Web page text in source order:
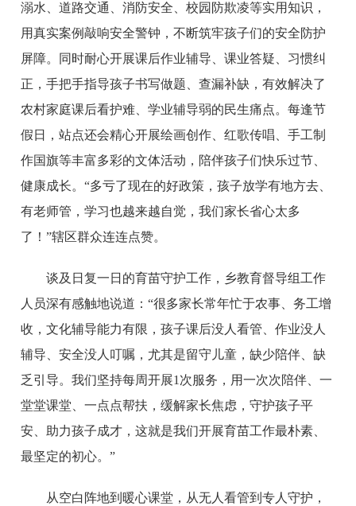
溺水、道路交通、消防安全、校园防欺凌等实用知识，
用真实案例敲响安全警钟，不断筑牢孩子们的安全防护
屏障。同时耐心开展课后作业辅导、课业答疑、习惯纠
正，手把手指导孩子书写做题、查漏补缺，有效解决了
农村家庭课后看护难、学业辅导弱的民生痛点。每逢节
假日，站点还会精心开展绘画创作、红歌传唱、手工制
作国旗等丰富多彩的文体活动，陪伴孩子们快乐过节、
健康成长。“多亏了现在的好政策，孩子放学有地方去、
有老师管，学习也越来越自觉，我们家长省心太多
了！”辖区群众连连点赞。
谈及日复一日的育苗守护工作，乡教育督导组工作
人员深有感触地说道：“很多家长常年忙于农事、务工增
收，文化辅导能力有限，孩子课后没人看管、作业没人
辅导、安全没人叮嘱，尤其是留守儿童，缺少陪伴、缺
乏引导。我们坚持每周开展1次服务，用一次次陪伴、一
堂堂课堂、一点点帮扶，缓解家长焦虑，守护孩子平
安、助力孩子成才，这就是我们开展育苗工作最朴素、
最坚定的初心。”
从空白阵地到暖心课堂，从无人看管到专人守护，